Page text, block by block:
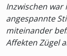
Inzwischen
angespannte
miteinander
Affekten Zügel